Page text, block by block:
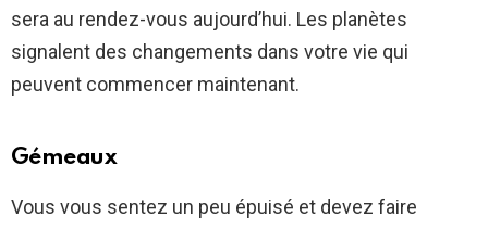
sera au rendez-vous aujourd’hui. Les planètes
signalent des changements dans votre vie qui
peuvent commencer maintenant.
Gémeaux
Vous vous sentez un peu épuisé et devez faire